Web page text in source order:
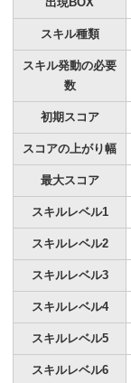
スキル種類
スキル発動の必要
数
初期スコア
スコアの上がり幅
最大スコア
スキルレベル1
スキルレベル2
スキルレベル3
スキルレベル4
スキルレベル5
スキルレベル6